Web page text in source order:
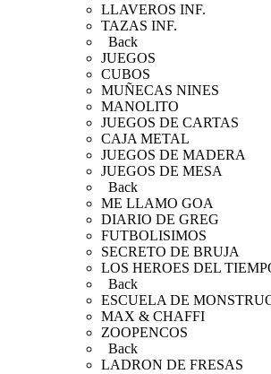
LLAVEROS INF.
TAZAS INF.
Back
JUEGOS
CUBOS
MUÑECAS NINES
MANOLITO
JUEGOS DE CARTAS
CAJA METAL
JUEGOS DE MADERA
JUEGOS DE MESA
Back
ME LLAMO GOA
DIARIO DE GREG
FUTBOLISIMOS
SECRETO DE BRUJA
LOS HEROES DEL
Back
ESCUELA DE
MAX & CHAFFI
ZOOPENCOS
Back
LADRON DE FRESAS